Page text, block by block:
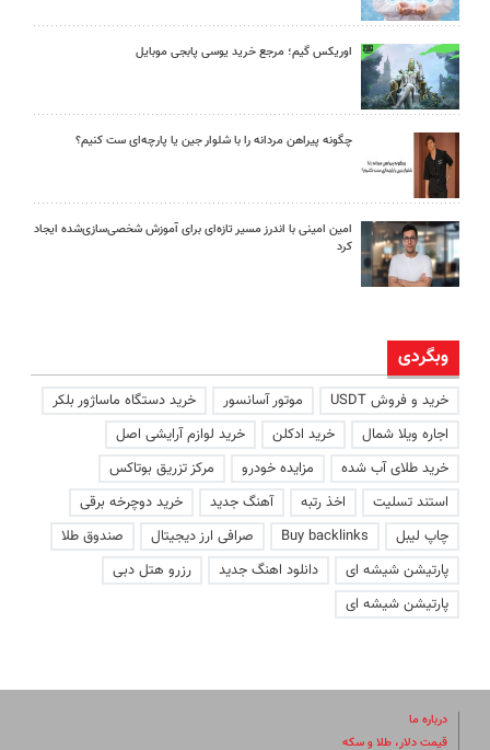
اوریکس گیم؛ مرجع خرید یوسی پابجی موبایل
چگونه پیراهن مردانه را با شلوار جین یا پارچه‌ای ست کنیم؟
امین امینی با اندرز مسیر تازه‌ای برای آموزش شخصی‌سازی‌شده ایجاد
کرد
وبگردی
خرید و فروش USDT موتور آسانسور
خرید دستگاه ماساژور بلکر
اجاره ویلا شمال
خرید ادکلن
خرید لوازم آرایشی اصل
خرید طلای آب شده
مزایده خودرو
مرکز تزریق بوتاکس
استند تسلیت
اخذ رتبه آهنگ جدید
خرید دوچرخه برقی
چاپ لیبل
Buy backlinks صرافی ارز دیجیتال
صندوق طلا
پارتیشن شیشه ای
دانلود اهنگ جدید
رزرو هتل دبی
پارتیشن شیشه ای
درباره ما
قیمت دلار، طلا و سکه